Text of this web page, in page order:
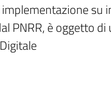
su
PNRR, è oggetto